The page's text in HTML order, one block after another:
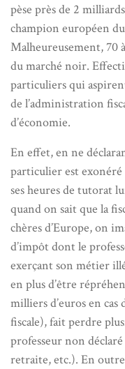
pèse près de 2
champion européen
Malheureusement, 70
du marché noir.
particuliers qui
de l’administration
d’économie.
En effet, en ne
particulier est exonéré
ses heures de tutorat
quand on sait que la
chères d’Europe, on
d’impôt dont le
exerçant son métier
en plus d’être
milliers d’euros en
fiscale), fait perdre
professeur non déclaré
retraite, etc.). En